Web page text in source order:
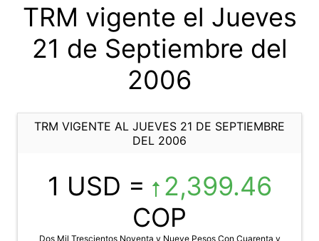
TRM vigente el Jueves
21 de Septiembre del
2006
TRM VIGENTE AL JUEVES 21 DE SEPTIEMBRE
DEL 2006
1 USD =
2,399.46
COP
Dos Mil Trescientos Noventa y Nueve Pesos Con Cuarenta y